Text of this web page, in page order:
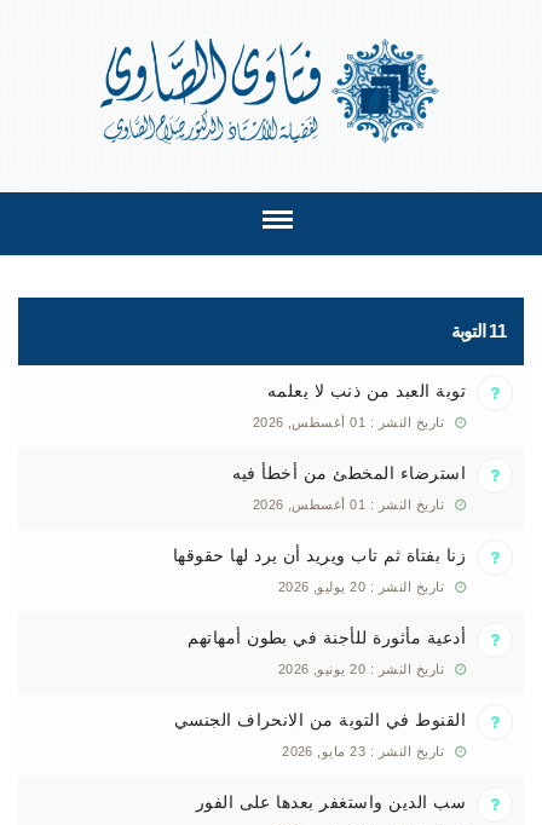
11 التوبة
توبة العبد من ذنب لا يعلمه
تاريخ النشر : 01 أغسطس, 2026
استرضاء المخطئ من أخطأ فيه
تاريخ النشر : 01 أغسطس, 2026
زنا بفتاة ثم تاب ويريد أن يرد لها حقوقها
تاريخ النشر : 20 يوليو, 2026
أدعية مأثورة للأجنة في بطون أمهاتهم
تاريخ النشر : 20 يونيو, 2026
القنوط في التوبة من الانحراف الجنسي
تاريخ النشر : 23 مايو, 2026
سب الدين واستغفر بعدها على الفور